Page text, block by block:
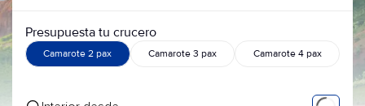
Presupuesta tu crucero
Camarote 2 pax Camarote 3 pax Camarote 4 pax